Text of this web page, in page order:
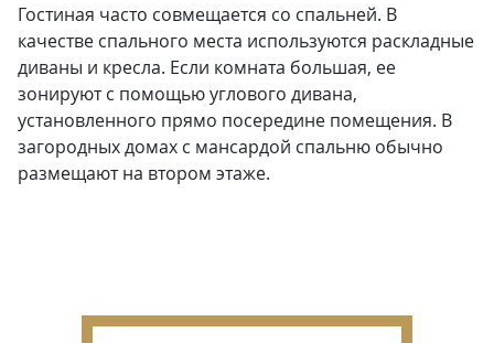
Гостиная часто совмещается со спальней. В
качестве спального места используются раскладные
диваны и кресла. Если комната большая, ее
зонируют с помощью углового дивана,
установленного прямо посередине помещения. В
загородных домах с мансардой спальню обычно
размещают на втором этаже.